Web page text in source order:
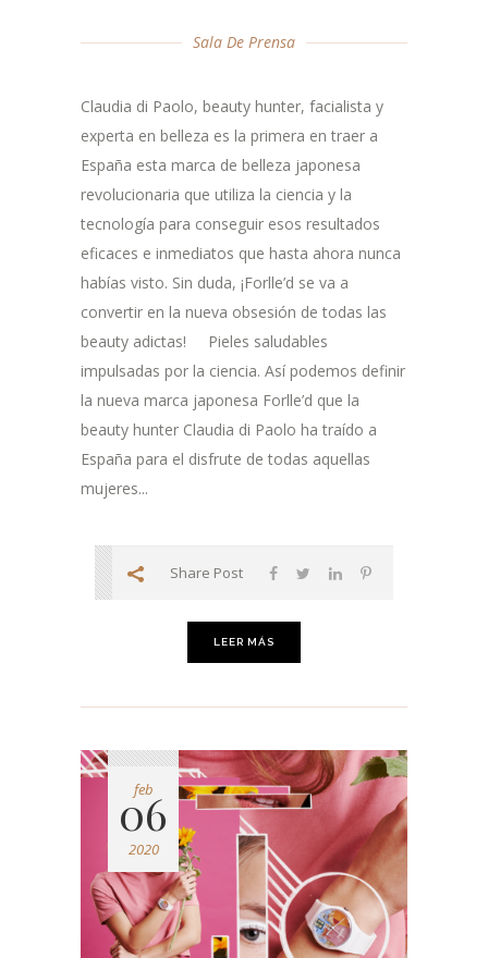
Sala De Prensa
Claudia di Paolo, beauty hunter, facialista y
experta en belleza es la primera en traer a
España esta marca de belleza japonesa
revolucionaria que utiliza la ciencia y la
tecnología para conseguir esos resultados
eficaces e inmediatos que hasta ahora nunca
habías visto. Sin duda, ¡Forlle’d se va a
convertir en la nueva obsesión de todas las
beauty adictas! Pieles saludables
impulsadas por la ciencia. Así podemos definir
la nueva marca japonesa Forlle’d que la
beauty hunter Claudia di Paolo ha traído a
España para el disfrute de todas aquellas
mujeres...
Share Post
LEER MÁS
feb
06
2020